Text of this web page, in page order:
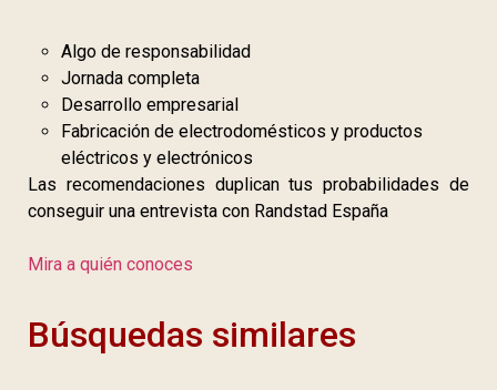
Algo de responsabilidad
Jornada completa
Desarrollo empresarial
Fabricación de electrodomésticos y productos
eléctricos y electrónicos
Las recomendaciones duplican tus probabilidades de
conseguir una entrevista con Randstad España
Mira a quién conoces
Búsquedas similares